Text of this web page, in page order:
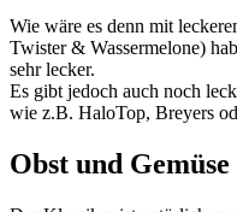
Wie wäre es denn mit
Twister & Wassermelone)
sehr lecker.
Es gibt jedoch auch noch
wie z.B. HaloTop, Breyers
Obst und Gemüse